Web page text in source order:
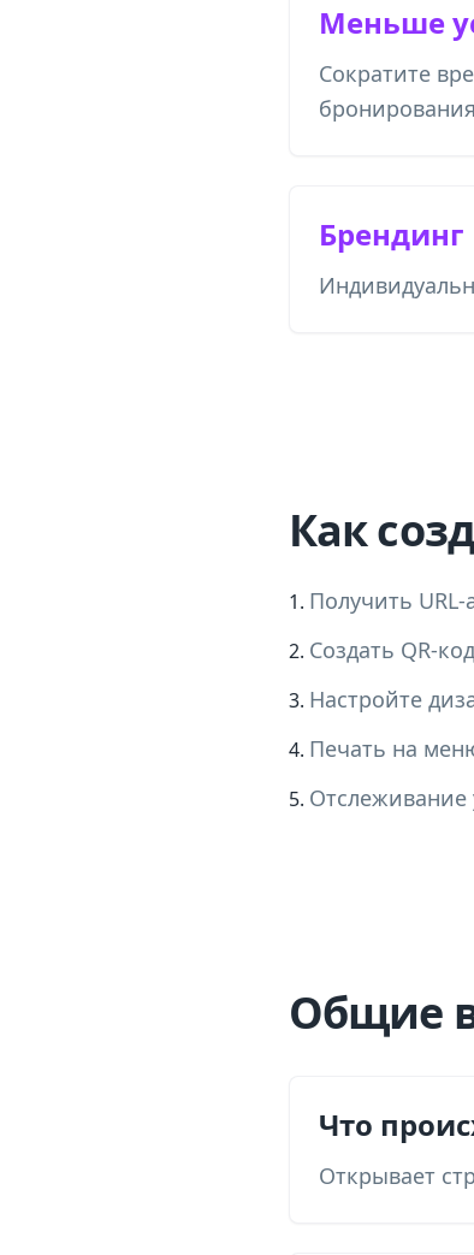
Меньше
Сократите
Брендинг
Как
Получить
Создать QR-код
Настройте
Печать на
Отслеживание
Общие
Что
Открывает